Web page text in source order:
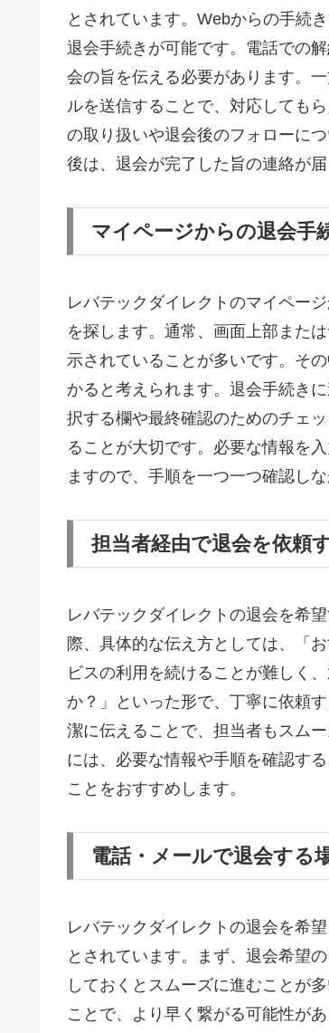
とされています。Webからの手続
退会手続きが可能です。電話での
会の旨を伝える必要があります。
ルを送信することで、対応しても
の取り扱いや退会後のフォローに
後は、退会が完了した旨の連絡が
マイページからの退会手
レバテックダイレクトのマイペー
を探します。通常、画面上部また
示されていることが多いです。そ
かると考えられます。退会手続き
択する欄や最終確認のためのチェ
ることが大切です。必要な情報を
ますので、手順を一つ一つ確認し
担当者経由で退会を依頼
レバテックダイレクトの退会を希
際、具体的な伝え方としては、「
ビスの利用を続けることが難しく
か？」といった形で、丁寧に依頼
潔に伝えることで、担当者もスム
には、必要な情報や手順を確認す
ことをおすすめします。
電話・メールで退会する
レバテックダイレクトの退会を希
とされています。まず、退会希望
しておくとスムーズに進むことが
ことで、より早く繋がる可能性が